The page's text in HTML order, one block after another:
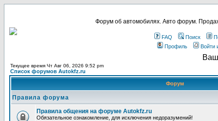
Форум об автомобилях. Авто форум.
FAQ Поиск
Профиль
Войти
Текущее время Чт Авг 06, 2026 9:52 pm
Список форумов Autokfz.ru
Форум
Правила форума
Правила общения на форуме Autokfz.ru
Обязательное ознакомление, для исключения недоразумений!